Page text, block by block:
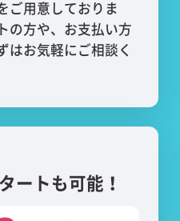
ご用意しておりま
の方や、お支払い方
はお気軽にご相談く
ートも可能！